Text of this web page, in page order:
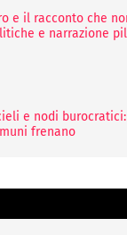
e il racconto che
e narrazione
e nodi
frenano